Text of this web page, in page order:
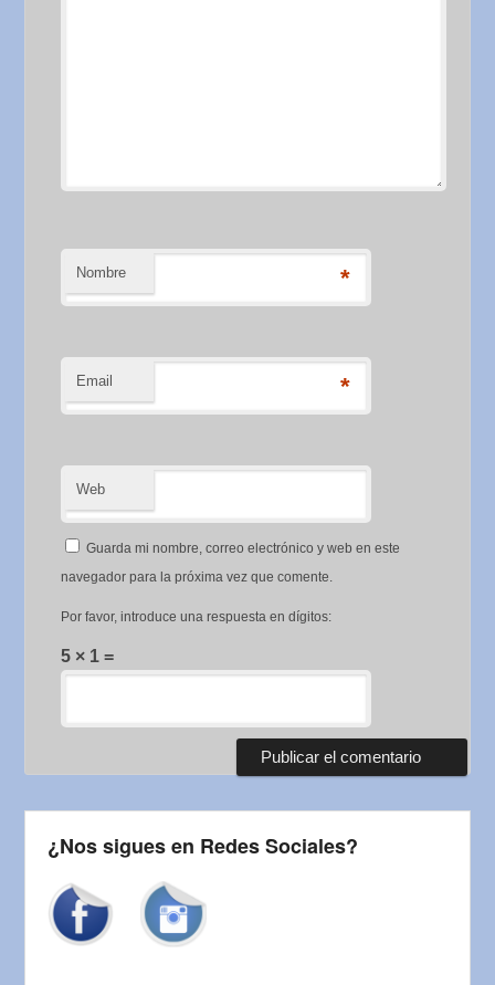
Nombre *
Email *
Web
Guarda mi nombre, correo electrónico y web en este
navegador para la próxima vez que comente.
Por favor, introduce una respuesta en dígitos:
5 × 1 =
¿Nos sigues en Redes Sociales?